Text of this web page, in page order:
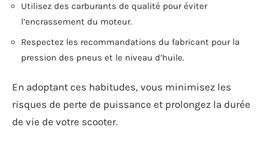
Utilisez des carburants de qualité pour éviter
l’encrassement du moteur.
Respectez les recommandations du fabricant pour la
pression des pneus et le niveau d’huile.
En adoptant ces habitudes, vous minimisez les
risques de perte de puissance et prolongez la durée
de vie de votre scooter.